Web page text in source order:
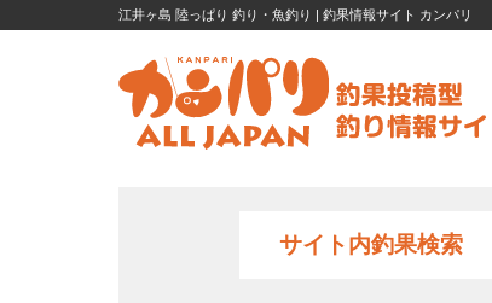
江井ヶ島 陸っぱり 釣り・魚釣り | 釣果情報サイト カンパリ
サイト内釣果検索